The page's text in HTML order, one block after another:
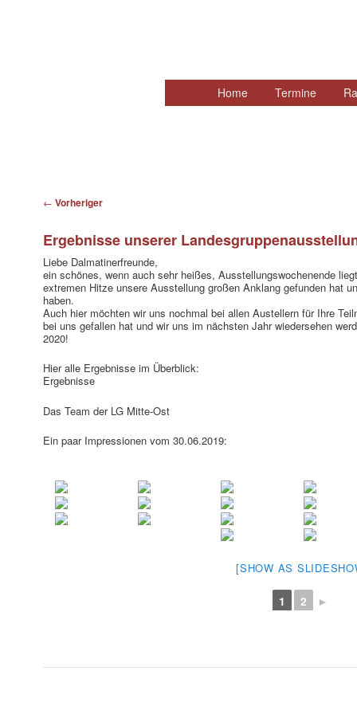
Zum
Home Termine
Beitragsnavigation
← Vorheriger
Ergebnisse unserer
Liebe Dalmatinerfreunde,
ein schönes, wenn auch sehr heißes, Ausstellungswochenende
extremen Hitze unsere Ausstellung großen Anklang gefunden hat
haben.
Auch hier möchten wir uns nochmal bei allen Austellern für Ihre
bei uns gefallen hat und wir uns im nächsten Jahr wiedersehen
2020!
Hier alle Ergebnisse im Überblick:
Ergebnisse
Das Team der LG Mitte-Ost
Ein paar Impressionen vom 30.06.2019:
[SHOW AS
1 2 ►